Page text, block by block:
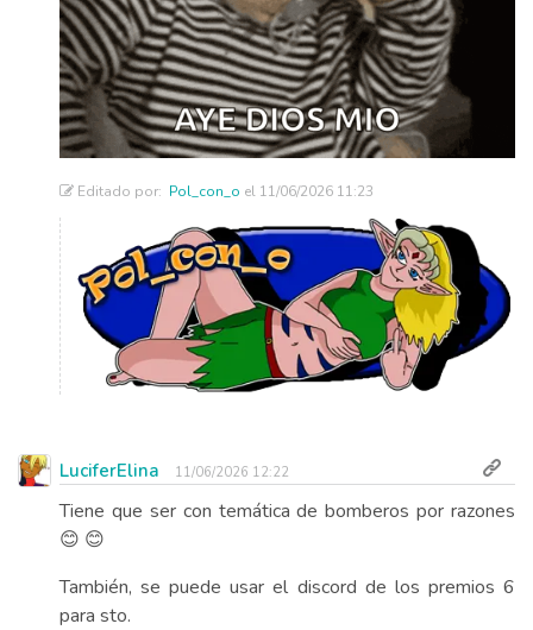
Editado por: Pol_con_o el 11/06/2026 11:23
LuciferElina 11/06/2026 12:22
Tiene que ser con temática de bomberos por razones
😊 😊
También, se puede usar el discord de los premios 6
para sto.